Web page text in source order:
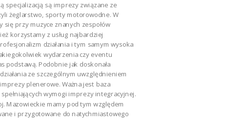
specjalizacją są imprezy związane ze
żeglarstwo, sporty motorowodne. W
się przy muzyce znanych zespołów
korzystamy z usług najbardziej
działania i tym samym wysoka
wydarzenia czy eventu
podstawą. Podobnie jak doskonała
ze szczególnym uwzględnieniem
plenerowe. Ważna jest baza
wymogi imprezy integracyjnej.
Mazowieckie mamy pod tym względem
i przygotowane do natychmiastowego